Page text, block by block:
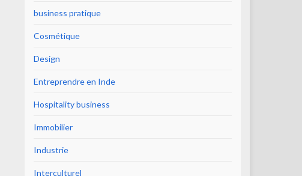
business pratique
Cosmétique
Design
Entreprendre en Inde
Hospitality business
Immobilier
Industrie
Interculturel